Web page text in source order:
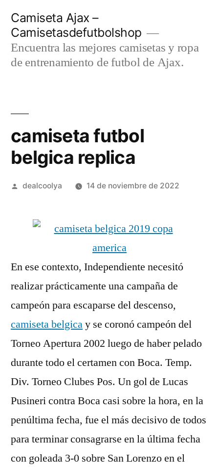
contenido
Camiseta Ajax –
Camisetasdefutbolshop
Encuentra las mejores camisetas y ropa
de entrenamiento de futbol de Ajax.
camiseta futbol
belgica replica
Publicado
dealcoolya 14 de noviembre de 2022
En ese contexto, Independiente necesitó
realizar prácticamente una campaña de
campeón para escaparse del descenso,
camiseta belgicay se coronó campeón del
Torneo Apertura 2002 luego de haber pelado
durante todo el certamen con Boca. Temp.
Div. Torneo Clubes Pos. Un gol de Lucas
Pusineri contra Boca casi sobre la hora, en la
penúltima fecha, fue el más decisivo de todos
para terminar consagrarse en la última fecha
con goleada 3-0 sobre San Lorenzo en el